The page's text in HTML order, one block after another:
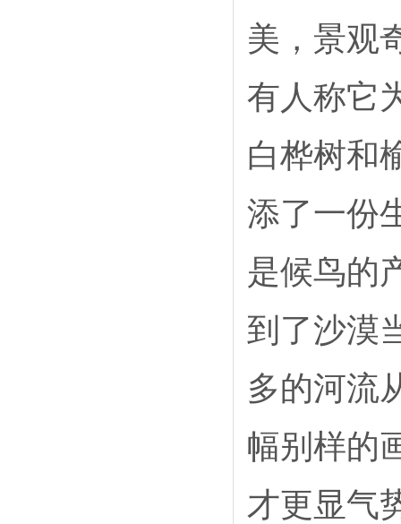
美，景观
有人称它
白桦树和
添了一份
是候鸟的
到了沙漠
多的河流
幅别样的
才更显气